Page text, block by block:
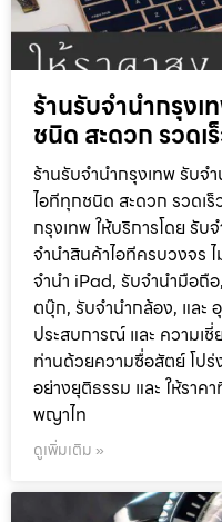
ร้านรับจำนำกรุง
ชนิด สะดวก รวดเ
ร้านรับจำนำกรุงเทพ รับจ
ไอทีทุกชนิด สะดวก รวดเร็
กรุงเทพ ให้บริการโดย รับ
จำนำสินค้าไอทีครบวงจร
จำนำ iPad, รับจำนำมือถื
ตบุ๊ก, รับจำนำกล้อง, แล
ประสบการณ์ และ ความเ
ท่านด้วยความซื่อสัตย์ โปร่
อย่างยุติธรรม และ ให้รา
พญาไท
ดูเพิ่มเติม »